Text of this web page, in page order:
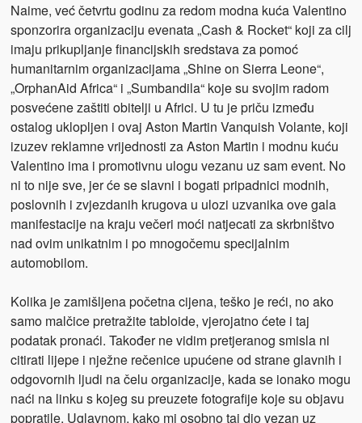
Naime, već četvrtu godinu za redom modna kuća Valentino
sponzorira organizaciju evenata „Cash & Rocket“ koji za cilj
imaju prikupljanje financijskih sredstava za pomoć
humanitarnim organizacijama „Shine on Sierra Leone“,
„OrphanAid Africa“ i „Sumbandila“ koje su svojim radom
posvećene zaštiti obitelji u Africi. U tu je priču između
ostalog uklopljen i ovaj Aston Martin Vanquish Volante, koji
izuzev reklamne vrijednosti za Aston Martin i modnu kuću
Valentino ima i promotivnu ulogu vezanu uz sam event. No
ni to nije sve, jer će se slavni i bogati pripadnici modnih,
poslovnih i zvjezdanih krugova u ulozi uzvanika ove gala
manifestacije na kraju večeri moći natjecati za skrbništvo
nad ovim unikatnim i po mnogočemu specijalnim
automobilom.
Kolika je zamišljena početna cijena, teško je reći, no ako
samo malčice pretražite tabloide, vjerojatno ćete i taj
podatak pronaći. Također ne vidim pretjeranog smisla ni
citirati lijepe i nježne rečenice upućene od strane glavnih i
odgovornih ljudi na čelu organizacije, kada se ionako mogu
naći na linku s kojeg su preuzete fotografije koje su objavu
popratile. Uglavnom, kako mi osobno taj dio vezan uz